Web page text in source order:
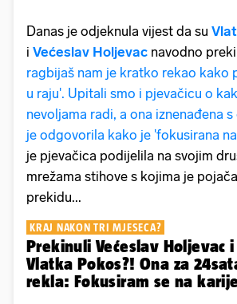
Danas je odjeknula vijest da su
i Većeslav Holjevac navodno
ragbijaš nam je kratko rekao kako
u raju'. Upitali smo i pjevačicu o
nevoljama radi, a ona iznenađena
je odgovorila kako je 'fokusirana
je pjevačica podijelila na svojim
mrežama stihove s kojima je
prekidu...
KRAJ NAKON TRI MJESECA?
Prekinuli Većeslav Holjevac i
Vlatka Pokos?! Ona za
rekla: Fokusiram se na